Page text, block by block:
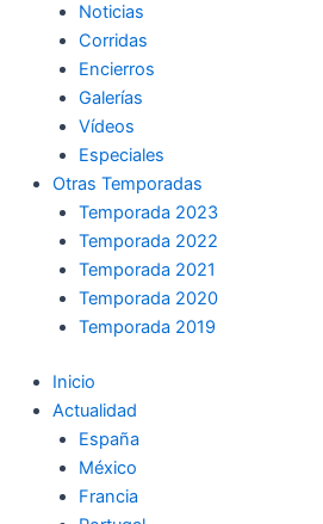
Noticias
Corridas
Encierros
Galerías
Vídeos
Especiales
Otras Temporadas
Temporada 2023
Temporada 2022
Temporada 2021
Temporada 2020
Temporada 2019
Inicio
Actualidad
España
México
Francia